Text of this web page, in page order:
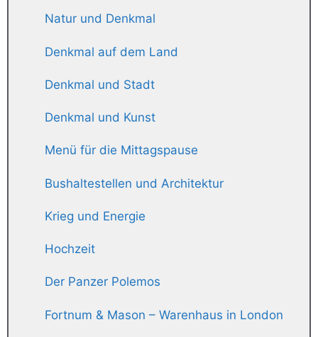
Natur und Denkmal
Denkmal auf dem Land
Denkmal und Stadt
Denkmal und Kunst
Menü für die Mittagspause
Bushaltestellen und Architektur
Krieg und Energie
Hochzeit
Der Panzer Polemos
Fortnum & Mason – Warenhaus in London